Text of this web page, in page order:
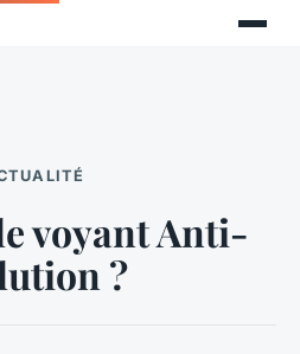
voyant Anti-
?